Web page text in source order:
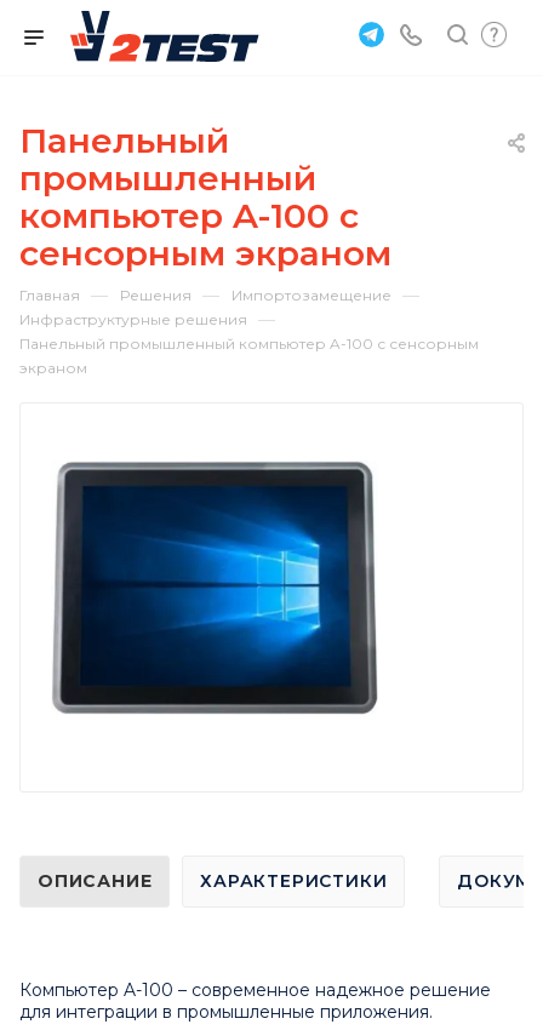
Панельный
промышленный
компьютер A-100 с
сенсорным экраном
Главная — Решения — Импортозамещение —
Инфраструктурные решения —
Панельный промышленный компьютер A-100 с сенсорным
экраном
ОПИСАНИЕ ХАРАКТЕРИСТИКИ
Компьютер A-100 – современное надежное решение
для интеграции в промышленные приложения.